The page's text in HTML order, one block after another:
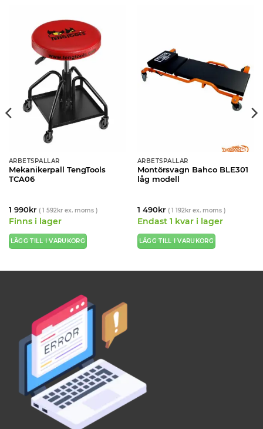
ARBETSPALLAR
Mekanikerpall TengTools
TCA06
1 990kr ( 1 592krex. moms )
Finns i lager
LÄGG TILL I VARUKORG
ARBETSPALLAR
Montörsvagn Bahco BLE301
låg modell
1 490kr ( 1 192krex. moms )
Endast 1 kvar i lager
LÄGG TILL I VARUKORG